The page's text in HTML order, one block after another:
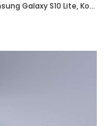
Kuori Samsung Galaxy S10 Lite, Kuoret Samsung Galaxy S10 Lite, Kotelo Samsung Galaxy S10 Lite Salkku